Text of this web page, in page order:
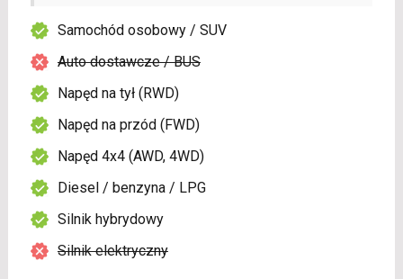
Samochód osobowy / SUV
Auto dostawcze / BUS
Napęd na tył (RWD)
Napęd na przód (FWD)
Napęd 4x4 (AWD, 4WD)
Diesel / benzyna / LPG
Silnik hybrydowy
Silnik elektryczny